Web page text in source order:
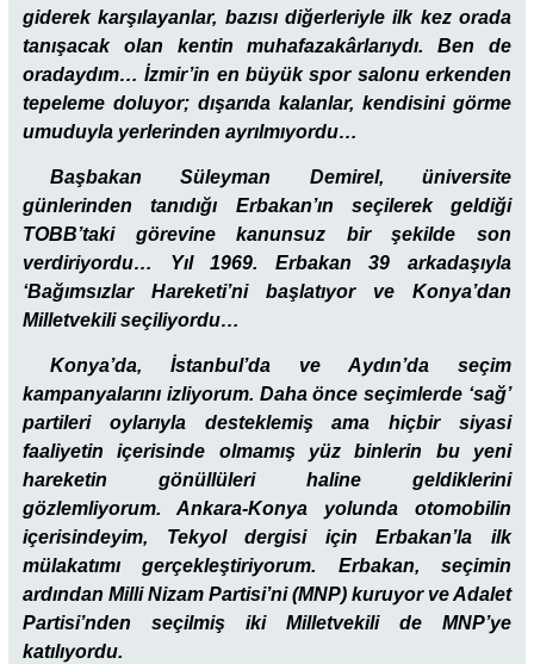
giderek karşılayanlar, bazısı diğerleriyle ilk kez orada
tanışacak olan kentin muhafazakârlarıydı. Ben de
oradaydım… İzmir’in en büyük spor salonu erkenden
tepeleme doluyor; dışarıda kalanlar, kendisini görme
umuduyla yerlerinden ayrılmıyordu…
Başbakan Süleyman Demirel, üniversite
günlerinden tanıdığı Erbakan’ın seçilerek geldiği
TOBB’taki görevine kanunsuz bir şekilde son
verdiriyordu… Yıl 1969. Erbakan 39 arkadaşıyla
‘Bağımsızlar Hareketi’ni başlatıyor ve Konya’dan
Milletvekili seçiliyordu…
Konya’da, İstanbul’da ve Aydın’da seçim
kampanyalarını izliyorum. Daha önce seçimlerde ‘sağ’
partileri oylarıyla desteklemiş ama hiçbir siyasi
faaliyetin içerisinde olmamış yüz binlerin bu yeni
hareketin gönüllüleri haline geldiklerini
gözlemliyorum. Ankara-Konya yolunda otomobilin
içerisindeyim, Tekyol dergisi için Erbakan’la ilk
mülakatımı gerçekleştiriyorum. Erbakan, seçimin
ardından Milli Nizam Partisi’ni (MNP) kuruyor ve Adalet
Partisi’nden seçilmiş iki Milletvekili de MNP’ye
katılıyordu.